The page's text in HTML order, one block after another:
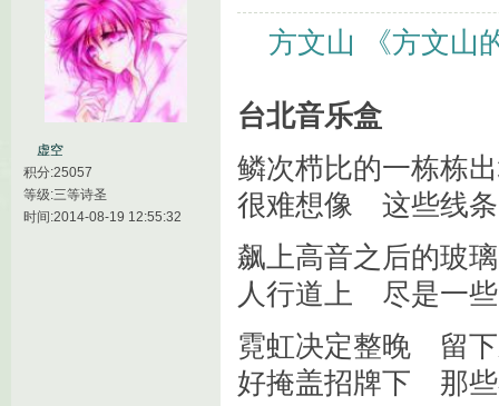
虚空
积分:25057
等级:三等诗圣
时间:2014-08-19 12:55:32
方文山 《方文山
台北音乐盒
鳞次栉比的一栋栋
很难想像 这些线
飙上高音之后的
人行道上 尽是一
霓虹决定整晚 留
好掩盖招牌下 那